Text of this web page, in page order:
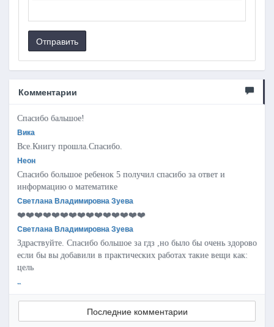
Отправить
Комментарии
Спасибо бальшое!
Вика
Все.Книгу прошла.Спасибо.
Неон
Спасибо большое ребенок 5 получил спасибо за ответ и
информацию о математике
Светлана Владимировна Зуева
❤️❤️❤️❤️❤️❤️❤️❤️❤️❤️❤️❤️❤️❤️❤️
Светлана Владимировна Зуева
Здраствуйте. Спасибо большое за гдз ,но было бы очень здорово
если бы вы добавили в практических работах такие вещи как:
цель
..
Последние комментарии